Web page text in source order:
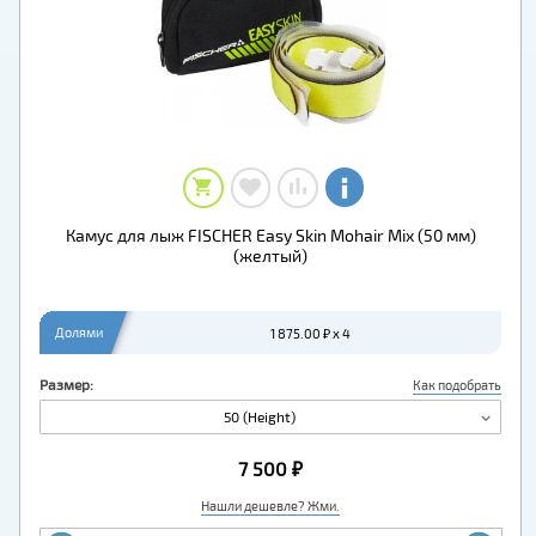
Камус для лыж FISCHER Easy Skin Mohair Mix (50 мм)
(желтый)
Долями 1 875.00 ₽ x 4
Размер: Как подобрать
50 (Height)
Нашли дешевле? Жми.
7 500 ₽